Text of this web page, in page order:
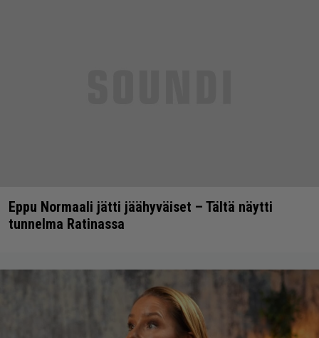
Eppu Normaali jätti jäähyväiset – Tältä näytti
tunnelma Ratinassa